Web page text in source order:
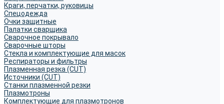
Краги, перчатки, руковицы
Спецодежда
Очки защитные
Палатки сварщика
Сварочное покрывало
Сварочные шторы
Стекла и комплектующие для масок
Респираторы и фильтры
Плазменная резка (CUT)
Источники (CUT)
Станки плазменной резки
Плазмотроны
Комплектующие для плазмотронов